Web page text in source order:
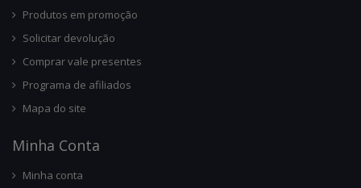
Produtos em promoção
Solicitar devolução
Comprar vale presentes
Programa de afiliados
Mapa do site
Minha Conta
Minha conta